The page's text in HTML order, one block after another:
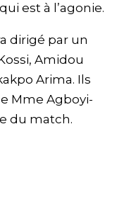
est à l’agonie.
dirigé par un
Amidou
Arima. Ils
Mme Agboyi-
du match.